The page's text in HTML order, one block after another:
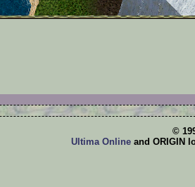
©
Ultima Online and ORIGIN